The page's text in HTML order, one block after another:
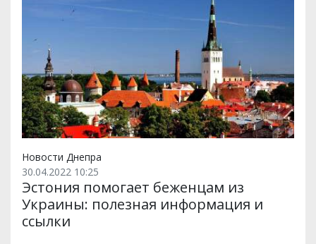
Новости Днепра
30.04.2022 10:25
Эстония помогает беженцам из
Украины: полезная информация и
ссылки